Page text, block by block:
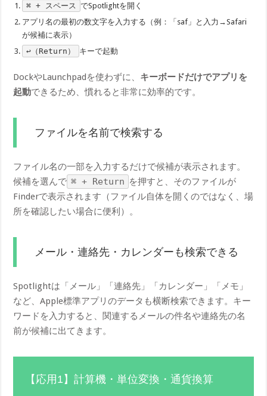
⌘ + スペース
でSpotlightを開く
アプリ名の最初の数文字を入力する（例：「saf」と入力→Safari
が候補に表示）
↩（Return）
キーで起動
DockやLaunchpadを使わずに、 キーボードだけでアプリを
起動できるため、慣れると非常に効率的です。
ファイルを名前で検索する
ファイル名の一部を入力するだけで候補が表示されます。
候補を選んで ⌘ + Return を押すと、そのファイルが
Finderで表示されます（ファイル自体を開くのではなく、場
所を確認したい場合に便利）。
メール・連絡先・カレンダーも検索できる
Spotlightは「メール」「連絡先」「カレンダー」「メモ」
など、Apple標準アプリのデータも横断検索できます。キー
ワードを入力すると、関連するメールの件名や連絡先の名
前が候補に出てきます。
【応用1】計算機・単位変換・通貨換算